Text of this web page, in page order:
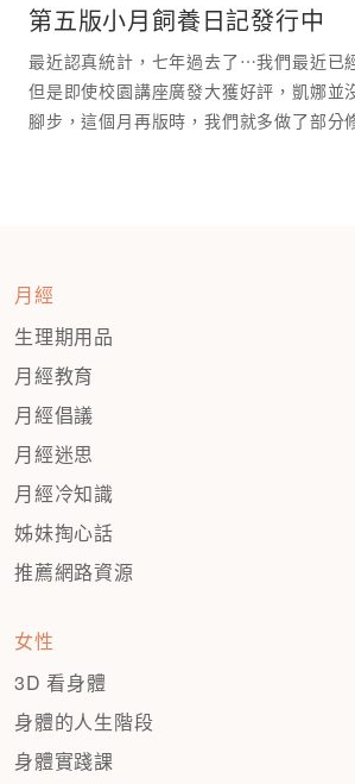
第五版小月飼養日記發行中
最近認真統計，七年過去了⋯我們最近已
但是即使校園講座廣發大獲好評，凱娜並
腳步，這個月再版時，我們就多做了部分
月經
生理期用品
月經教育
月經倡議
月經迷思
月經冷知識
姊妹掏心話
推薦網路資源
女性
3D 看身體
身體的人生階段
身體實踐課